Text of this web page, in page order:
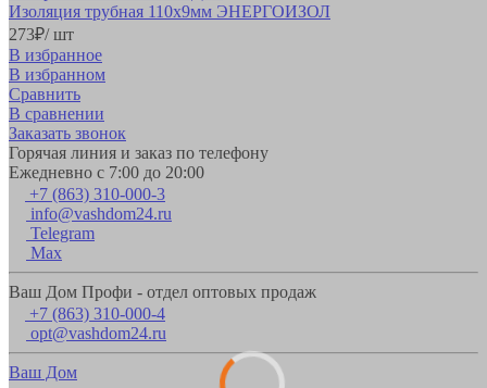
Изоляция трубная 110х9мм ЭНЕРГОИЗОЛ
273₽/ шт
В избранное
В избранном
Сравнить
В сравнении
Заказать звонок
Горячая линия и заказ по телефону
Ежедневно с 7:00 до 20:00
+7 (863) 310-000-3
info@vashdom24.ru
Telegram
Max
Ваш Дом Профи - отдел оптовых продаж
+7 (863) 310-000-4
opt@vashdom24.ru
Ваш Дом